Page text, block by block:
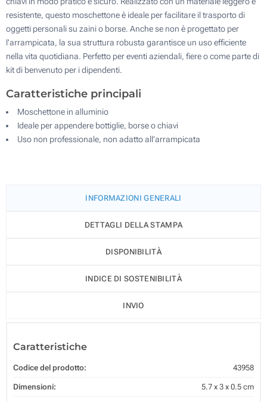
resistente, questo moschettone è ideale per facilitare il trasporto di
oggetti personali su zaini o borse. Anche se non è progettato per
l’arrampicata, la sua struttura robusta garantisce un uso efficiente
nella vita quotidiana. Perfetto per eventi aziendali, fiere o come parte di
kit di benvenuto per i dipendenti.
Caratteristiche principali
Moschettone in alluminio
Ideale per appendere bottiglie, borse o chiavi
Uso non professionale, non adatto all’arrampicata
INFORMAZIONI GENERALI
DETTAGLI DELLA STAMPA
DISPONIBILITÀ
INDICE DI SOSTENIBILITÀ
INVIO
Caratteristiche
Codice del prodotto: 43958
Dimensioni: 5.7 x 3 x 0.5 cm